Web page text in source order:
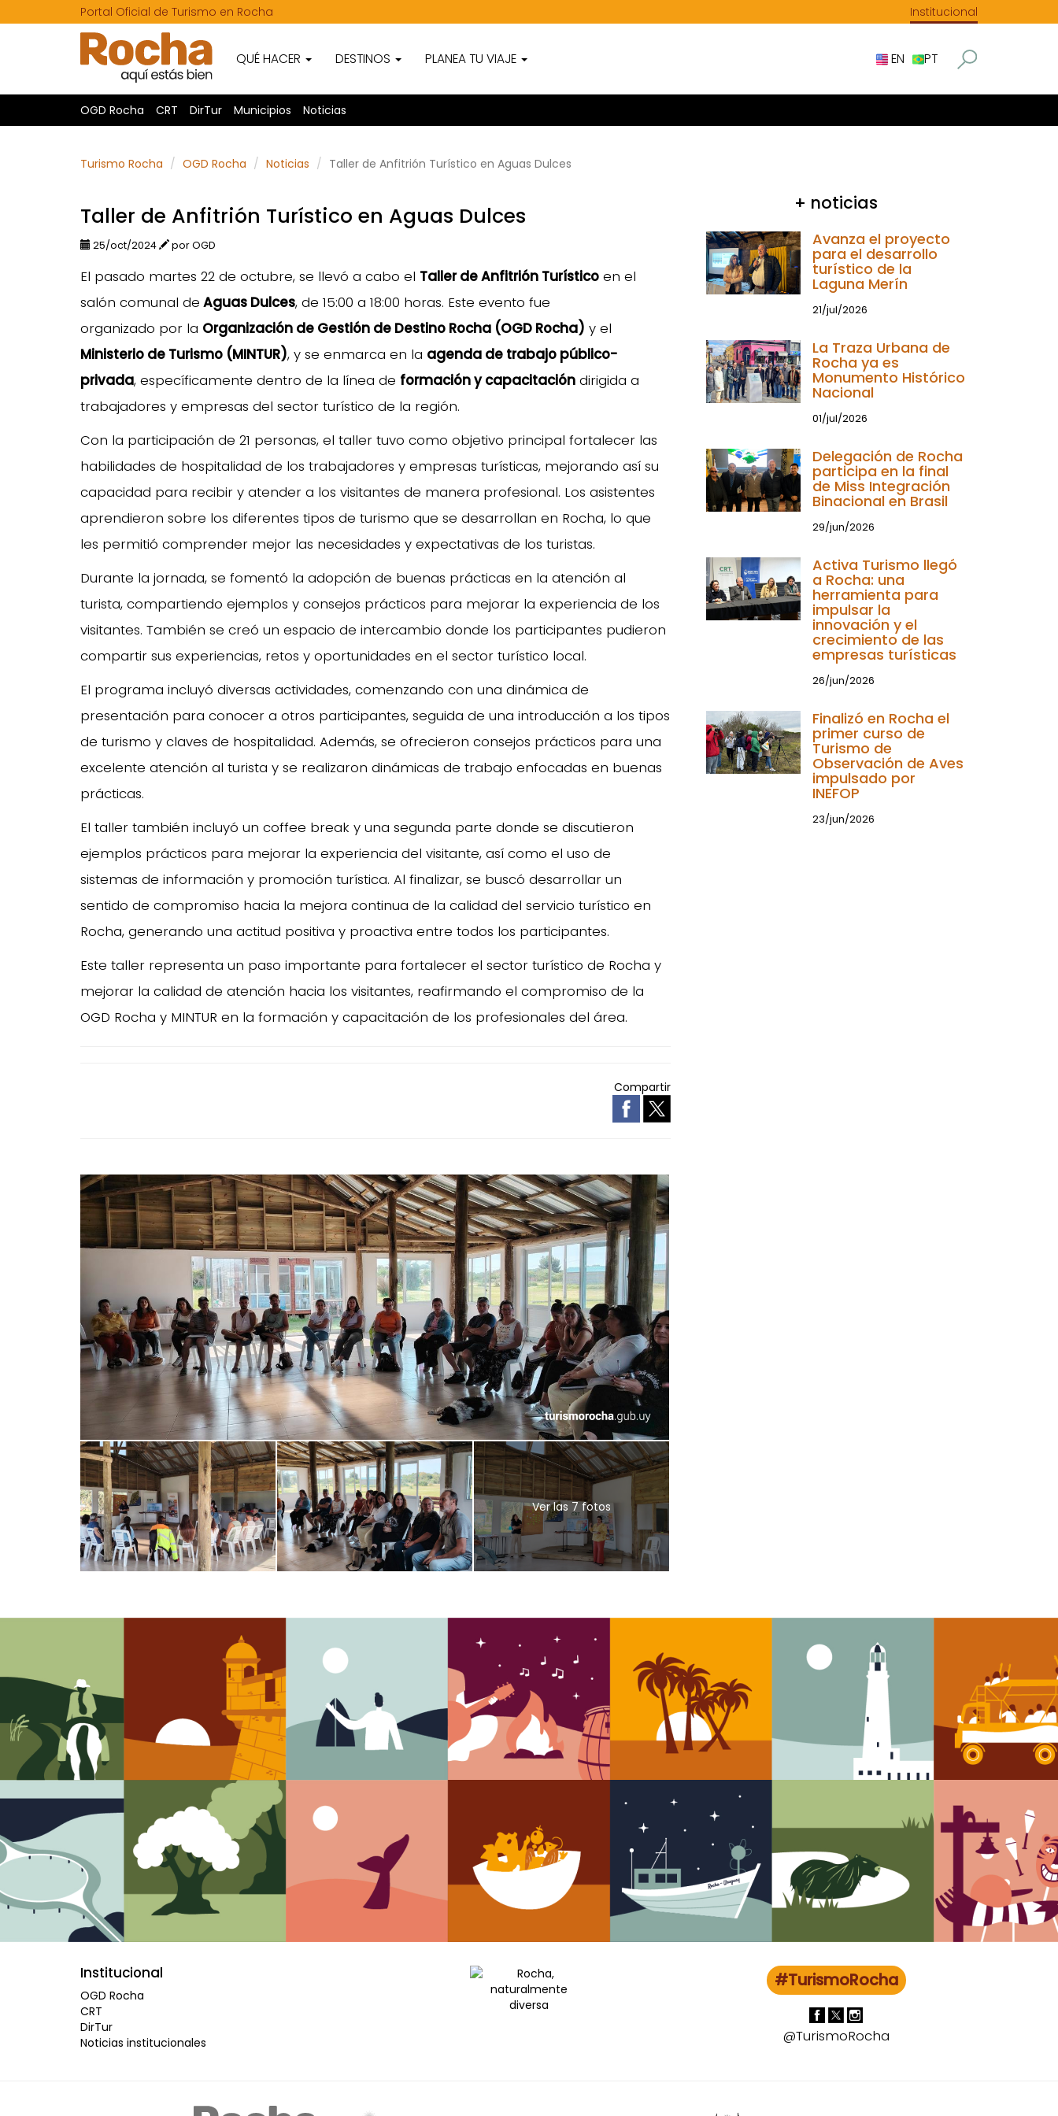
Portal Oficial de Turismo en Rocha Institucional
QUÉ HACER DESTINOS PLANEA TU VIAJE EN PT
OGD Rocha CRT DirTur Municipios Noticias
Turismo Rocha OGD Rocha Noticias Taller de Anfitrión Turístico en Aguas Dulces
Taller de Anfitrión Turístico en Aguas Dulces
25/oct/2024 por OGD
El pasado martes 22 de octubre, se llevó a cabo el Taller de Anfitrión Turístico en el
salón comunal de Aguas Dulces, de 15:00 a 18:00 horas. Este evento fue
organizado por la Organización de Gestión de Destino Rocha (OGD Rocha) y el
Ministerio de Turismo (MINTUR), y se enmarca en la agenda de trabajo público-
privada, específicamente dentro de la línea de formación y capacitación dirigida a
trabajadores y empresas del sector turístico de la región.
Con la participación de 21 personas, el taller tuvo como objetivo principal fortalecer las
habilidades de hospitalidad de los trabajadores y empresas turísticas, mejorando así su
capacidad para recibir y atender a los visitantes de manera profesional. Los asistentes
aprendieron sobre los diferentes tipos de turismo que se desarrollan en Rocha, lo que
les permitió comprender mejor las necesidades y expectativas de los turistas.
Durante la jornada, se fomentó la adopción de buenas prácticas en la atención al
turista, compartiendo ejemplos y consejos prácticos para mejorar la experiencia de los
visitantes. También se creó un espacio de intercambio donde los participantes pudieron
compartir sus experiencias, retos y oportunidades en el sector turístico local.
El programa incluyó diversas actividades, comenzando con una dinámica de
presentación para conocer a otros participantes, seguida de una introducción a los tipos
de turismo y claves de hospitalidad. Además, se ofrecieron consejos prácticos para una
excelente atención al turista y se realizaron dinámicas de trabajo enfocadas en buenas
prácticas.
El taller también incluyó un coffee break y una segunda parte donde se discutieron
ejemplos prácticos para mejorar la experiencia del visitante, así como el uso de
sistemas de información y promoción turística. Al finalizar, se buscó desarrollar un
sentido de compromiso hacia la mejora continua de la calidad del servicio turístico en
Rocha, generando una actitud positiva y proactiva entre todos los participantes.
Este taller representa un paso importante para fortalecer el sector turístico de Rocha y
mejorar la calidad de atención hacia los visitantes, reafirmando el compromiso de la
OGD Rocha y MINTUR en la formación y capacitación de los profesionales del área.
Compartir
Ver las 7 fotos
+ noticias
Avanza el proyecto
para el desarrollo
turístico de la
Laguna Merín
21/jul/2026
La Traza Urbana de
Rocha ya es
Monumento Histórico
Nacional
01/jul/2026
Delegación de Rocha
participa en la final
de Miss Integración
Binacional en Brasil
29/jun/2026
Activa Turismo llegó
a Rocha: una
herramienta para
impulsar la
innovación y el
crecimiento de las
empresas turísticas
26/jun/2026
Finalizó en Rocha el
primer curso de
Turismo de
Observación de Aves
impulsado por
INEFOP
23/jun/2026
Institucional
OGD Rocha
CRT
DirTur
Noticias institucionales
#TurismoRocha
@TurismoRocha